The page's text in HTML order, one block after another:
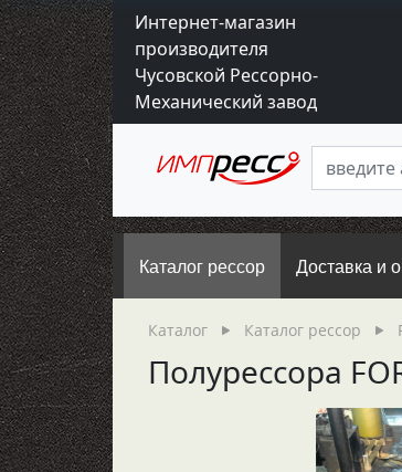
Интернет-магазин
производителя
Чусовской Рессорно-
Механический завод
Каталог рессор Доставка и
Каталог Каталог рессор
Полурессора